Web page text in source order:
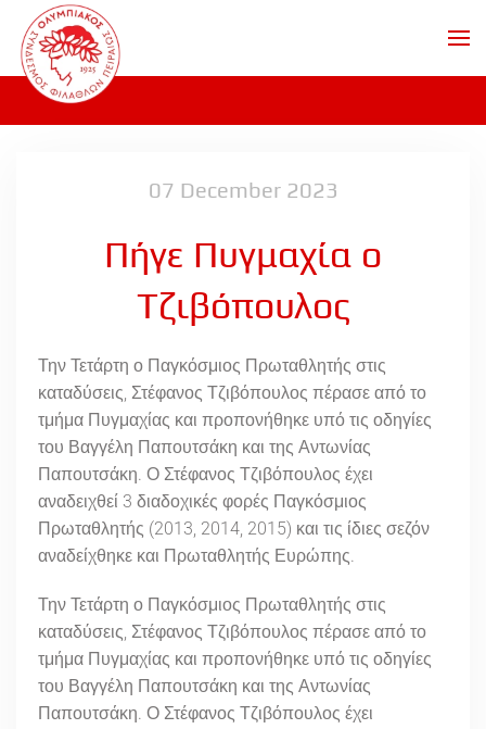
Skip to main content
07 December 2023
Πήγε Πυγμαχία ο
Τζιβόπουλος
Την Τετάρτη ο Παγκόσμιος Πρωταθλητής στις
καταδύσεις, Στέφανος Τζιβόπουλος πέρασε από το
τμήμα Πυγμαχίας και προπονήθηκε υπό τις οδηγίες
του Βαγγέλη Παπουτσάκη και της Αντωνίας
Παπουτσάκη. Ο Στέφανος Τζιβόπουλος έχει
αναδειχθεί 3 διαδοχικές φορές Παγκόσμιος
Πρωταθλητής (2013, 2014, 2015) και τις ίδιες σεζόν
αναδείχθηκε και Πρωταθλητής Ευρώπης.
Την Τετάρτη ο Παγκόσμιος Πρωταθλητής στις
καταδύσεις, Στέφανος Τζιβόπουλος πέρασε από το
τμήμα Πυγμαχίας και προπονήθηκε υπό τις οδηγίες
του Βαγγέλη Παπουτσάκη και της Αντωνίας
Παπουτσάκη. Ο Στέφανος Τζιβόπουλος έχει